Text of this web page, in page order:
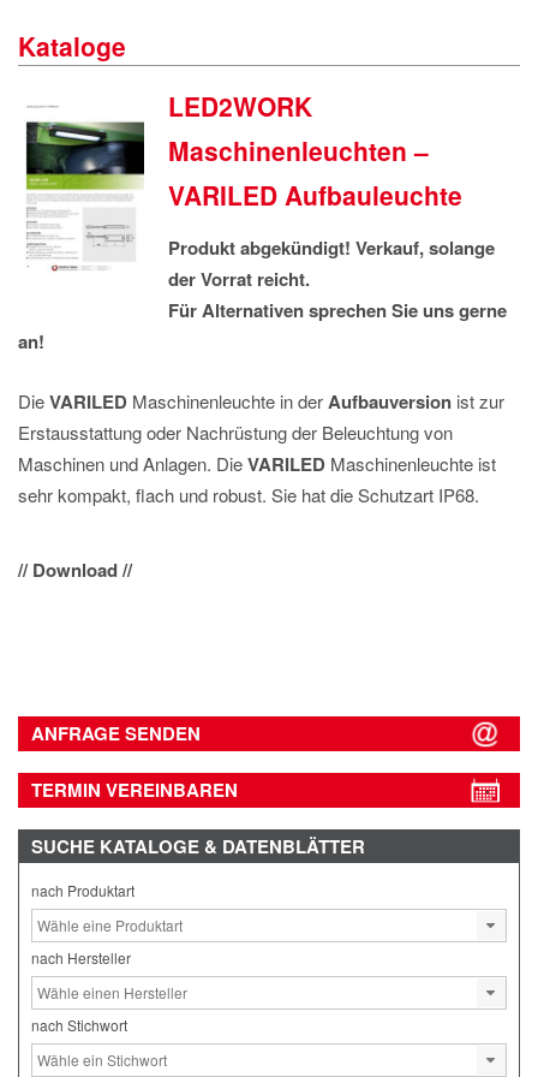
DATENSCHUTZ
Kataloge
LED2WORK
Maschinenleuchten –
VARILED Aufbauleuchte
Produkt abgekündigt! Verkauf, solange
der Vorrat reicht.
Für Alternativen sprechen Sie uns gerne
an!
DieVARILED Maschinenleuchte in derAufbauversion ist zur
Erstausstattung oder Nachrüstung der Beleuchtung von
Maschinen und Anlagen. DieVARILED Maschinenleuchte ist
sehr kompakt, flach und robust. Sie hat die Schutzart IP68.
// Download //
ANFRAGE SENDEN
TERMIN VEREINBAREN
SUCHE KATALOGE & DATENBLÄTTER
nach Produktart
nach Hersteller
nach Stichwort